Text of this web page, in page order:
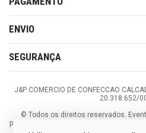
ENVIO
SEGURANÇA
J&P COMERCIO DE CONFECCAO
20.318.652/
© Todos os direitos reservados.
prazos de pagamento expostos aqui
internet. As fotos, textos e layout aqui